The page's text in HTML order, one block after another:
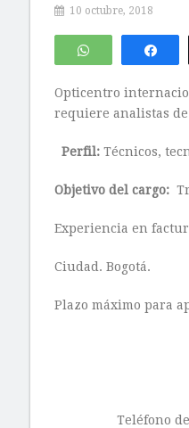
10 octubre, 2018
WhatsApp
Opticentro
requiere analistas
Perfil: Técnicos,
Objetivo del cargo:
Experiencia en
Ciudad. Bogotá.
Plazo máximo para
Teléfono